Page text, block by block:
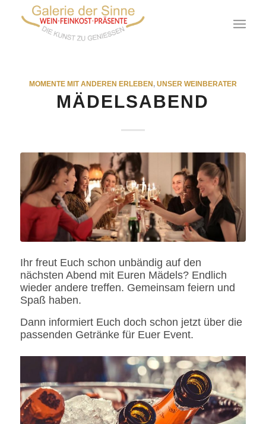
MOMENTE MIT ANDEREN ERLEBEN, UNSER WEINBERATER
MÄDELSABEND
Ihr freut Euch schon unbändig auf den
nächsten Abend mit Euren Mädels? Endlich
wieder andere treffen. Gemeinsam feiern und
Spaß haben.
Dann informiert Euch doch schon jetzt über die
passenden Getränke für Euer Event.